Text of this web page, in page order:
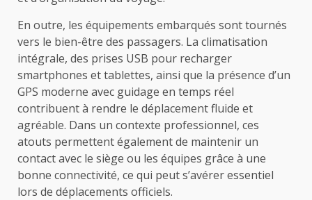
En outre, les équipements embarqués sont tournés
vers le bien-être des passagers. La climatisation
intégrale, des prises USB pour recharger
smartphones et tablettes, ainsi que la présence d’un
GPS moderne avec guidage en temps réel
contribuent à rendre le déplacement fluide et
agréable. Dans un contexte professionnel, ces
atouts permettent également de maintenir un
contact avec le siège ou les équipes grâce à une
bonne connectivité, ce qui peut s’avérer essentiel
lors de déplacements officiels.